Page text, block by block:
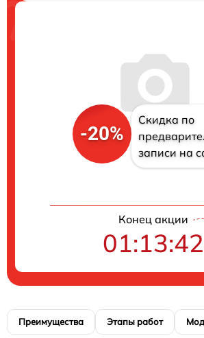
-20%
Скидка по
записи на
Конец акции
01:13:41
Преимущества Этапы работ